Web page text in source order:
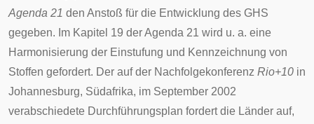
Agenda 21 den Anstoß für die Entwicklung des GHS
gegeben. Im Kapitel 19 der Agenda 21 wird u. a. eine
Harmonisierung der Einstufung und Kennzeichnung von
Stoffen gefordert. Der auf der Nachfolgekonferenz Rio+10 in
Johannesburg, Südafrika, im September 2002
verabschiedete Durchführungsplan fordert die Länder auf,